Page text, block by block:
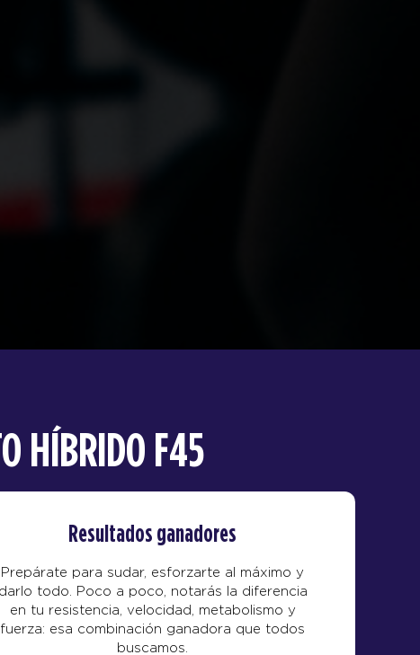
HÍBRIDO F45
Resultados ganadores
Prepárate para sudar, esforzarte al máximo y
darlo todo. Poco a poco, notarás la diferencia
en tu resistencia, velocidad, metabolismo y
fuerza: esa combinación ganadora que todos
buscamos.